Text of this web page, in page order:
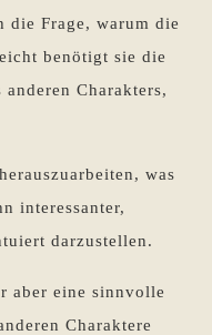
die Frage, warum die
benötigt sie die
Charakters,
was
interessanter,
darzustellen.
aber eine sinnvolle
Charaktere